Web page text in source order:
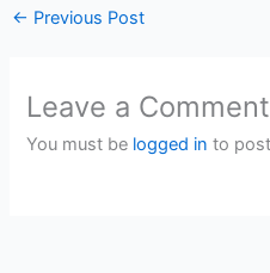
← Previous Post
Leave a Comment
You must be logged in to